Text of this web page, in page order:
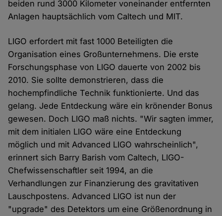
beiden rund 3000 Kilometer voneinander entfernten
Anlagen hauptsächlich vom Caltech und MIT.
LIGO erfordert mit fast 1000 Beteiligten die
Organisation eines Großunternehmens. Die erste
Forschungsphase von LIGO dauerte von 2002 bis
2010. Sie sollte demonstrieren, dass die
hochempfindliche Technik funktionierte. Und das
gelang. Jede Entdeckung wäre ein krönender Bonus
gewesen. Doch LIGO maß nichts. "Wir sagten immer,
mit dem initialen LIGO wäre eine Entdeckung
möglich und mit Advanced LIGO wahrscheinlich",
erinnert sich Barry Barish vom Caltech, LIGO-
Chefwissenschaftler seit 1994, an die
Verhandlungen zur Finanzierung des gravitativen
Lauschpostens. Advanced LIGO ist nun der
"upgrade" des Detektors um eine Größenordnung in